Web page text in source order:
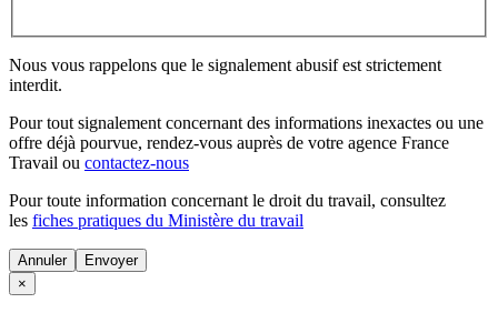
Nous vous rappelons que le signalement abusif est strictement
interdit.
Pour tout signalement concernant des informations inexactes ou une
offre déjà pourvue, rendez-vous auprès de votre agence France
Travail ou contactez-nous
Pour toute information concernant le droit du travail, consultez
les fiches pratiques du Ministère du travail
Annuler
×